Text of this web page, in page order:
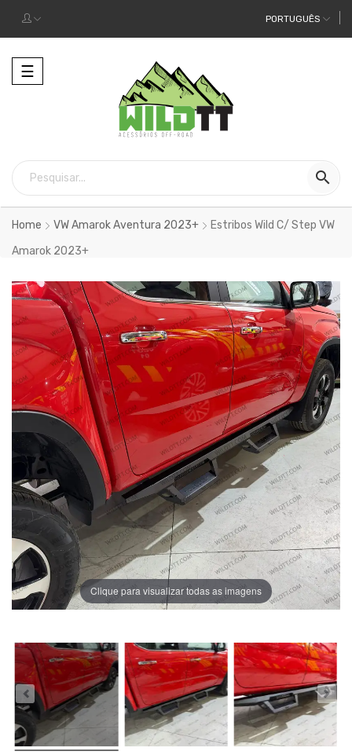
PORTUGUÊS
Alternar
a
☰

Home VW Amarok Aventura 2023+
Estribos Wild C/ Step VW
Amarok 2023+
Clique para visualizar todas as imagens